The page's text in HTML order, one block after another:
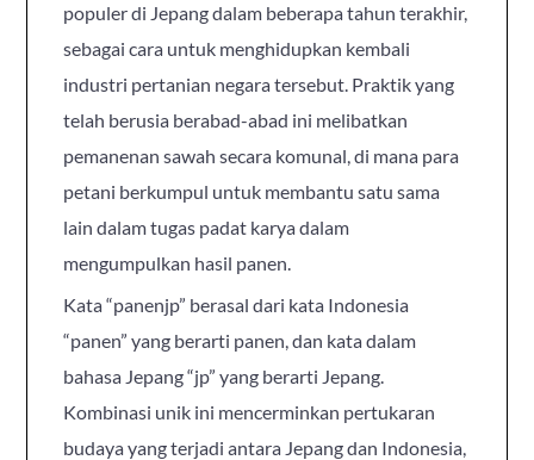
populer di Jepang dalam beberapa tahun terakhir,
sebagai cara untuk menghidupkan kembali
industri pertanian negara tersebut. Praktik yang
telah berusia berabad-abad ini melibatkan
pemanenan sawah secara komunal, di mana para
petani berkumpul untuk membantu satu sama
lain dalam tugas padat karya dalam
mengumpulkan hasil panen.
Kata “panenjp” berasal dari kata Indonesia
“panen” yang berarti panen, dan kata dalam
bahasa Jepang “jp” yang berarti Jepang.
Kombinasi unik ini mencerminkan pertukaran
budaya yang terjadi antara Jepang dan Indonesia,